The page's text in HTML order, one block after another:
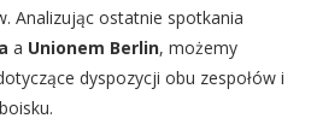
Analizując ostatnie spotkania
a Unionem Berlin, możemy
dyspozycji obu zespołów i